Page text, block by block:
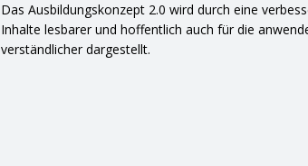
Das Ausbildungskonzept 2.0 wird durch eine
Inhalte lesbarer und hoffentlich auch für die
verständlicher dargestellt.